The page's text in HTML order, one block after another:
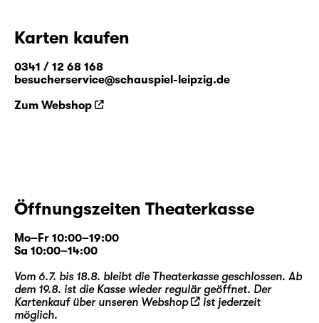
Karten kaufen
0341 / 12 68 168
besucherservice@schauspiel-leipzig.de
Zum Webshop
Öffnungszeiten Theaterkasse
Mo–Fr 10:00–19:00
Sa 10:00–14:00
Vom 6.7. bis 18.8. bleibt die Theaterkasse geschlossen. Ab
dem 19.8. ist die Kasse wieder regulär geöffnet. Der
Kartenkauf über unseren Webshop
ist jederzeit
möglich.